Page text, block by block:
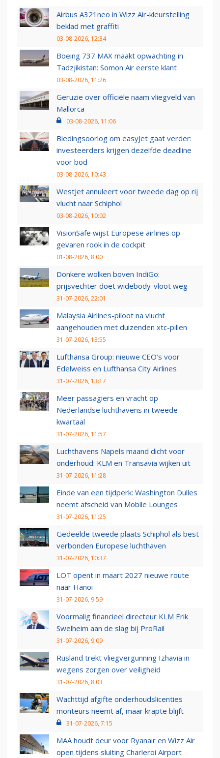
Airbus A321neo in Wizz Air-kleurstelling
beklad met graffiti
03-08-2026, 12:34
Boeing 737 MAX maakt opwachting in
Tadzjikistan: Somon Air eerste klant
03-08-2026, 11:26
Geruzie over officiële naam vliegveld van
Mallorca
03-08-2026, 11:06
Biedingsoorlog om easyJet gaat verder:
investeerders krijgen dezelfde deadline
voor bod
03-08-2026, 10:43
WestJet annuleert voor tweede dag op rij
vlucht naar Schiphol
03-08-2026, 10:02
VisionSafe wijst Europese airlines op
gevaren rook in de cockpit
01-08-2026, 8:00
Donkere wolken boven IndiGo:
prijsvechter doet widebody-vloot weg
31-07-2026, 22:01
Malaysia Airlines-piloot na vlucht
aangehouden met duizenden xtc-pillen
31-07-2026, 13:55
Lufthansa Group: nieuwe CEO’s voor
Edelweiss en Lufthansa City Airlines
31-07-2026, 13:17
Meer passagiers en vracht op
Nederlandse luchthavens in tweede
kwartaal
31-07-2026, 11:57
Luchthavens Napels maand dicht voor
onderhoud: KLM en Transavia wijken uit
31-07-2026, 11:28
Einde van een tijdperk: Washington Dulles
neemt afscheid van Mobile Lounges
31-07-2026, 11:25
Gedeelde tweede plaats Schiphol als best
verbonden Europese luchthaven
31-07-2026, 10:37
LOT opent in maart 2027 nieuwe route
naar Hanoi
31-07-2026, 9:59
Voormalig financieel directeur KLM Erik
Swelheim aan de slag bij ProRail
31-07-2026, 9:09
Rusland trekt vliegvergunning Izhavia in
wegens zorgen over veiligheid
31-07-2026, 8:03
Wachttijd afgifte onderhoudslicenties
monteurs neemt af, maar krapte blijft
31-07-2026, 7:15
MAA houdt deur voor Ryanair en Wizz Air
open tijdens sluiting Charleroi Airport